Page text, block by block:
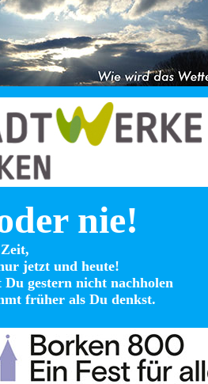
nie!
jetzt und heute!
gestern nicht nachholen
früher als Du denkst.